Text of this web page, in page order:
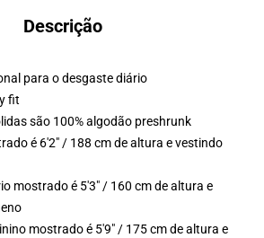
Descrição
para o desgaste diário
fit
são 100% algodão preshrunk
é 6'2" / 188 cm de altura e vestindo
mostrado é 5'3" / 160 cm de altura e
mostrado é 5'9" / 175 cm de altura e